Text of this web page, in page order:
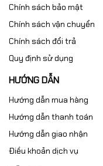
Chính sách bảo mật
Chính sách vận chuyển
Chính sách đổi trả
Quy định sử dụng
HƯỚNG DẪN
Hướng dẫn mua hàng
Hướng dẫn thanh toán
Hướng dẫn giao nhận
Điều khoản dịch vụ